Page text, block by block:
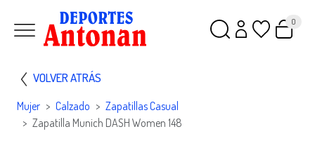
0
VOLVER ATRÁS
Mujer Calzado
Zapatillas Casual
Zapatilla Munich DASH Women 148